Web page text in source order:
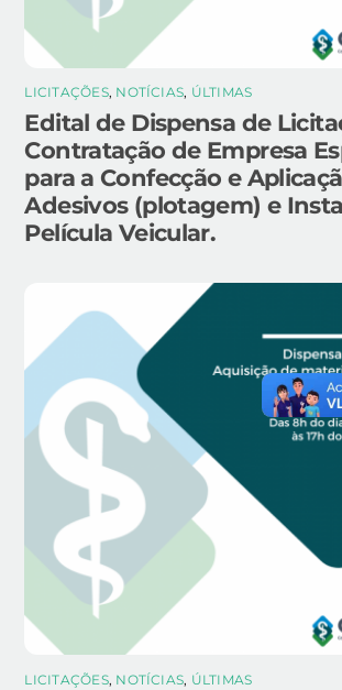
LICITAÇÕES, NOTÍCIAS, ÚLTIMAS
Edital de Dispensa de
Contratação de Empresa
para a Confecção e
Adesivos (plotagem) e
Película Veicular.
LICITAÇÕES, NOTÍCIAS, ÚLTIMAS